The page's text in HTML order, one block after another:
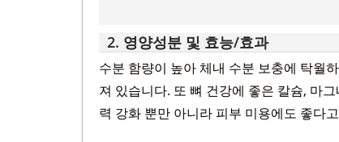
2. 영양성분 및 효능/효과
수분 함량이 높아 체내 수분 보충에 탁월
져 있습니다. 또 뼈 건강에 좋은 칼슘, 마
력 강화 뿐만 아니라 피부 미용에도 좋다